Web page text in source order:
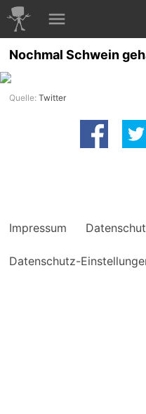
Nochmal Schwein
Quelle:Twitter
Impressum
Datenschutz-